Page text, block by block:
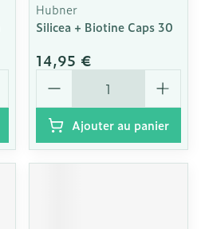
Hubner
Silicea + Biotine Caps 30
14,95 €
Quantité
Ajouter au panier